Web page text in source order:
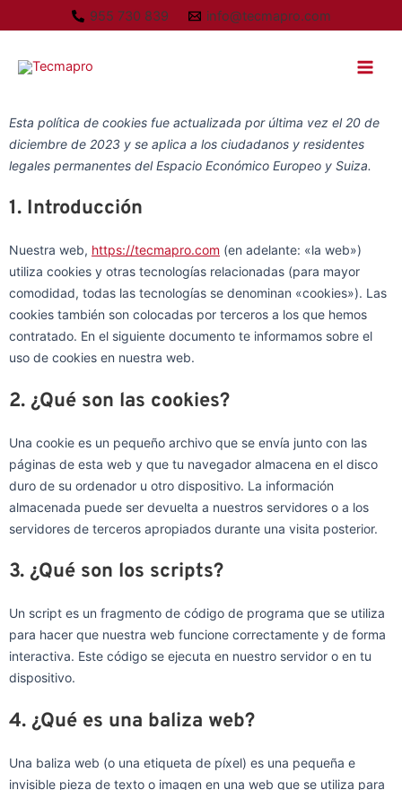
al
955 730 839 info@tecmapro.com
Esta política de cookies fue actualizada por última vez el 20 de
diciembre de 2023 y se aplica a los ciudadanos y residentes
legales permanentes del Espacio Económico Europeo y Suiza.
1. Introducción
Nuestra web, https://tecmapro.com (en adelante: «la web»)
utiliza cookies y otras tecnologías relacionadas (para mayor
comodidad, todas las tecnologías se denominan «cookies»). Las
cookies también son colocadas por terceros a los que hemos
contratado. En el siguiente documento te informamos sobre el
uso de cookies en nuestra web.
2. ¿Qué son las cookies?
Una cookie es un pequeño archivo que se envía junto con las
páginas de esta web y que tu navegador almacena en el disco
duro de su ordenador u otro dispositivo. La información
almacenada puede ser devuelta a nuestros servidores o a los
servidores de terceros apropiados durante una visita posterior.
3. ¿Qué son los scripts?
Un script es un fragmento de código de programa que se utiliza
para hacer que nuestra web funcione correctamente y de forma
interactiva. Este código se ejecuta en nuestro servidor o en tu
dispositivo.
4. ¿Qué es una baliza web?
Una baliza web (o una etiqueta de píxel) es una pequeña e
invisible pieza de texto o imagen en una web que se utiliza para
Consent
to
service
Consent
to
service
Consent
to
service
Consent
to
service
Consent
to
service
Consent
to
service
Consent
to
service
Consent
to
service
Consent
to
service